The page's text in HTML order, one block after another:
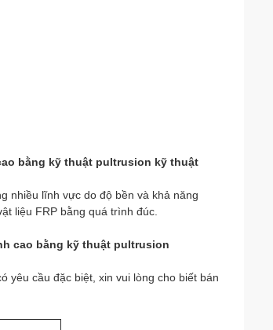
bằng kỹ thuật pultrusion kỹ thuật
nhiều lĩnh vực do độ bền và khả năng
liệu FRP bằng quá trình đúc.
cao bằng kỹ thuật pultrusion
yêu cầu đặc biệt, xin vui lòng cho biết bán